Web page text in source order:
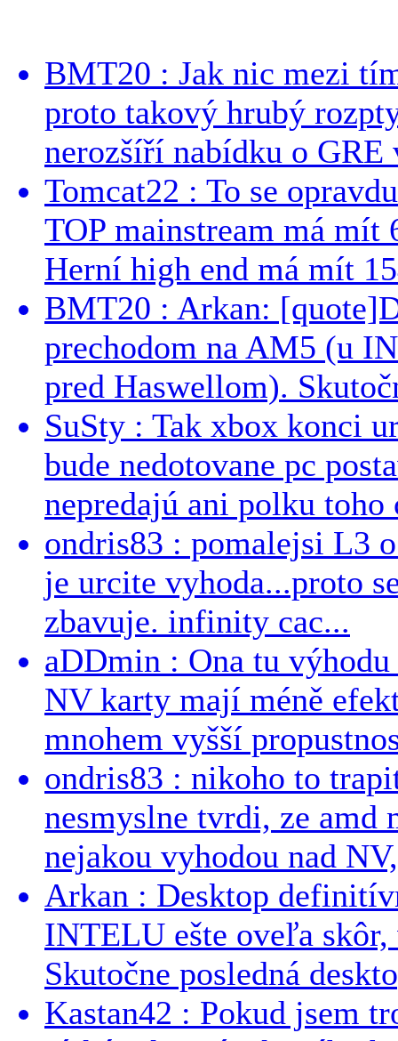
BMT20 : Jak nic mezi
proto takový hrubý
nerozšíří nabídku o GRE
Tomcat22 : To se
TOP mainstream má
Herní high end má mít
BMT20 : Arkan:
prechodom na AM5 (u
pred Haswellom).
SuSty : Tak xbox konci
bude nedotovane pc
nepredajú ani polku toho
ondris83 : pomalejsi L3
je urcite vyhoda...proto
zbavuje. infinity cac...
aDDmin : Ona tu
NV karty mají méně
mnohem vyšší
ondris83 : nikoho to
nesmyslne tvrdi, ze
nejakou vyhodou nad
Arkan : Desktop
INTELU ešte oveľa
Skutočne posledná
Kastan42 : Pokud jsem